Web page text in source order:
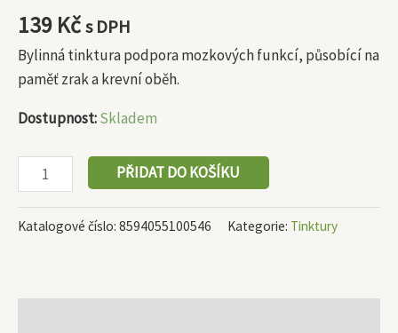
139 Kčs DPH
Bylinná tinktura podpora mozkových funkcí, působící na
paměť zrak a krevní oběh.
Dostupnost:Skladem
PŘIDAT DO KOŠÍKU
Katalogové číslo: 8594055100546 Kategorie: Tinktury